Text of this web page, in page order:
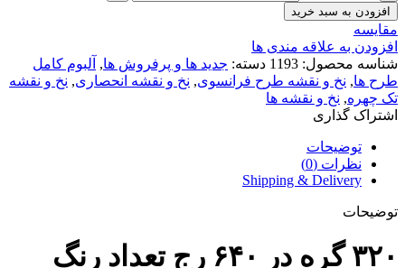
افزودن به سبد خرید
مقایسه
افزودن به علاقه مندی ها
شناسه محصول: 1193 دسته: جدید ها و پرفروش ها, آلبوم کامل
طرح ها, نخ و نقشه طرح فرانسوی, نخ و نقشه انحصاری, نخ و نقشه
تک چهره, نخ و نقشه ها
اشتراک گذاری
توضیحات
نظرات (0)
Shipping & Delivery
توضیحات
۳۲۰ گره در ۶۴۰ رج تعداد رنگ